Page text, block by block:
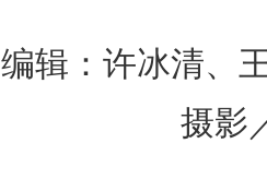
编辑：许冰清、
摄影